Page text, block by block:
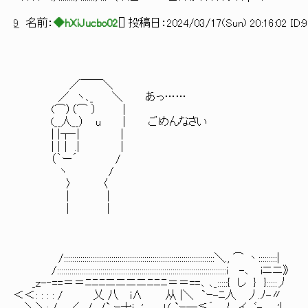
9 名前： ◆hXiJucbo02 ] 投稿日： 2024/03/17(Sun) 20:16:02
／￣￣＼
／ ヽ､_ ＼ あっ……
(⌒）（⌒ ） |
(__人__） u | ごめんなさい
| |┬‐| |
（｀ー´ /
ヽ /
〉 〈
/:::::::::::::::::::::::::::::::::::::::::::::::::::::::::::::::::::::::::＼., ⌒ 丶:::::::::|
/::::::::::::::::::::::::::::::::::::::::::::::::::::::::::::::::::::::::::::::::::i -､ iニニ
_ｚ-‐==＝＝ﾆﾆﾆニニニニﾆﾆﾆ＝＝==､ ､_:::::{ し } }:::::丿
＜＜: : : : / 乂 八 i∧ 从 |＼ `ｰ-ﾆ人 丿.ﾉ-〃 取り扱い